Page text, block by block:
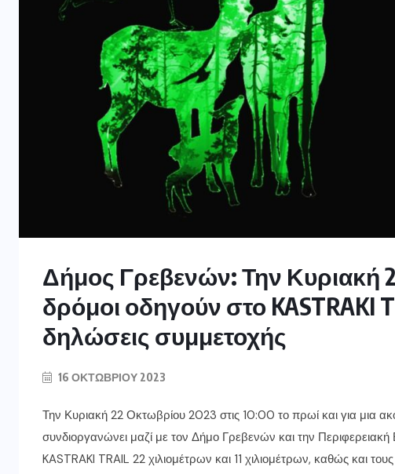
Δήμος Γρεβενών: Την Κυριακή
δρόμοι οδηγούν στο KASTRAKI
δηλώσεις συμμετοχής
16 ΟΚΤΩΒΡΊΟΥ 2023
Την Κυριακή 22 Οκτωβρίου 2023 στις 10:00 το πρωί και για μια
συνδιοργανώνει μαζί με τον Δήμο Γρεβενών και την
KASTRAKI TRAIL 22 χιλιομέτρων και 11 χιλιομέτρων, καθώς και